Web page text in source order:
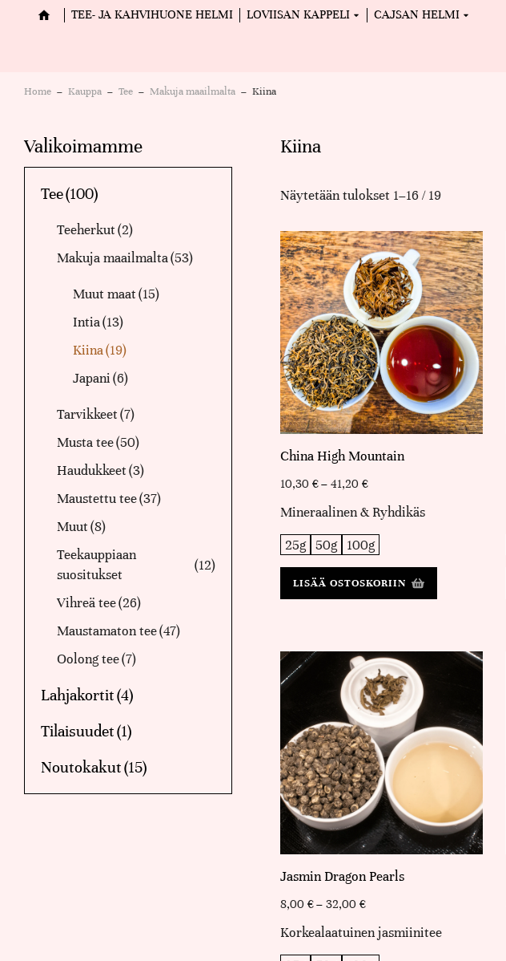
TEE- JA KAHVIHUONE HELMI LOVIISAN KAPPELI CAJSAN HELMI
You are here:
Home Kauppa Tee Makuja maailmalta Kiina
Valikoimamme
Tee(100)
Teeherkut(2)
Makuja maailmalta(53)
Muut maat(15)
Intia(13)
Kiina(19)
Japani(6)
Tarvikkeet(7)
Musta tee(50)
Haudukkeet(3)
Maustettu tee(37)
Muut(8)
Teekauppiaan
suositukset
(12)
Vihreä tee(26)
Maustamaton tee(47)
Oolong tee(7)
Lahjakortit(4)
Tilaisuudet(1)
Noutokakut(15)
Kiina
Näytetään tulokset 1–16 / 19
25g 50g 100g
China High Mountain
10,30 € – 41,20 €
Mineraalinen & Ryhdikäs
LISÄÄ OSTOSKORIIN
Jasmin Dragon Pearls
8,00 € – 32,00 €
Korkealaatuinen jasmiinitee